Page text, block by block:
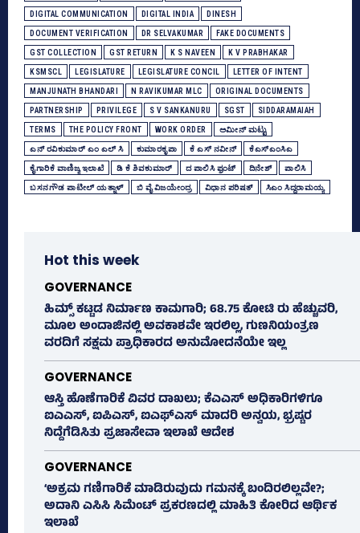
DIGITAL COMMUNICATION DIGITAL INDIA DINESH
DOCUMENT VERIFICATION DR SELVAKUMAR FAKE DOCUMENTS
GST COLLECTION GST RETURN K S NAVEEN K V PRABHAKAR
KSMSCL LEGISLATURE LEGISLATURE CONCIL LETTER OF INTENT
MANJUNATH BHANDARI N RAVIKUMAR MLC ORIGINAL DOCUMENTS
PARTNERSHIP PRIVILEGE S V SANKANURU SGST SIDDARAMAIAH
TERMS THE POLICY FRONT WORK ORDER ಅಮೀನ್‌ ಮಟ್ಟು
ಎನ್‌ ರವಿಕುಮಾರ್‌ ಎಂ ಎಲ್‌ ಸಿ ಕುಮಾರಕೃಪಾ ಕೆ ಎಸ್ ನವೀನ್ ಕೆಎಸ್‌ಎಂಸಿಎ
ಕೈಗಾರಿಕೆ ವಾಣಿಜ್ಯ ಇಲಾಖೆ ಡಿ ಕೆ ಶಿವಕುಮಾರ್ ದ ಪಾಲಿಸಿ ಫ್ರಂಟ್‌ ದಿನೇಶ್‌ ಪಾಲಿಸಿ
ಬಸನಗೌಡ ಪಾಟೀಲ್‌ ಯತ್ನಾಳ್‌ ಬಿ ವೈ ವಿಜಯೇಂದ್ರ ವಿಧಾನ ಪರಿಷತ್‌ ಸಿಎಂ ಸಿದ್ದರಾಮಯ್ಯ
Hot this week
GOVERNANCE
ಹಿಮ್ಸ್‌ ಕಟ್ಟಡ ನಿರ್ಮಾಣ ಕಾಮಗಾರಿ; 68.75 ಕೋಟಿ ರು ಹೆಚ್ಚುವರಿ,
ಮೂಲ ಅಂದಾಜಿನಲ್ಲಿ ಅವಕಾಶವೇ ಇರಲಿಲ್ಲ, ಗುಣನಿಯಂತ್ರಣ
ವರದಿಗೆ ಸಕ್ಷಮ ಪ್ರಾಧಿಕಾರದ ಅನುಮೋದನೆಯೇ ಇಲ್ಲ
GOVERNANCE
ಆಸ್ತಿ ಹೊಣೆಗಾರಿಕೆ ವಿವರ ದಾಖಲು; ಕೆಎಎಸ್ ಅಧಿಕಾರಿಗಳಿಗೂ
ಐಎಎಸ್‌, ಐಪಿಎಸ್‌, ಐಎಫ್‌ಎಸ್‌ ಮಾದರಿ ಅನ್ವಯ, ಭ್ರಷ್ಟರ
ನಿದ್ದೆಗೆಡಿಸಿತು ಪ್ರಜಾಸೇವಾ ಇಲಾಖೆ ಆದೇಶ
GOVERNANCE
‘ಅಕ್ರಮ ಗಣಿಗಾರಿಕೆ ಮಾಡಿರುವುದು ಗಮನಕ್ಕೆ ಬಂದಿರಲಿಲ್ಲವೇ?;
ಅದಾನಿ ಎಸಿಸಿ ಸಿಮೆಂಟ್ ಪ್ರಕರಣದಲ್ಲಿ ಮಾಹಿತಿ ಕೋರಿದ ಆರ್ಥಿಕ
ಇಲಾಖೆ